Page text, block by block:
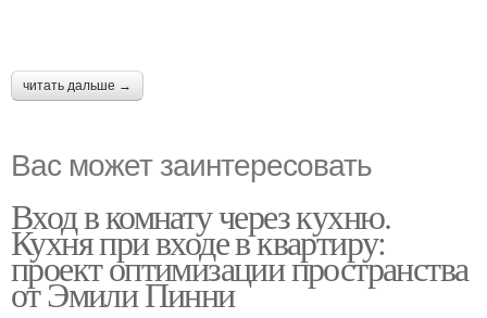
читать дальше →
Вас может заинтересовать
Вход в комнату через кухню.
Кухня при входе в квартиру:
проект оптимизации пространства
от Эмили Пинни